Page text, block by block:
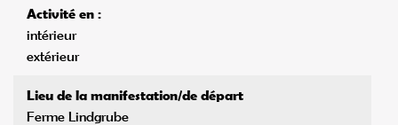
Activité en :
intérieur
extérieur
Lieu de la manifestation/de départ
Ferme Lindgrube